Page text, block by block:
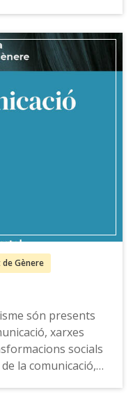
Gènere
són presents
xarxes
socials
la comunicació,